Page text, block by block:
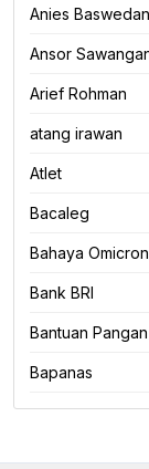
Anies Baswedan
Ansor
Arief Rohman
atang irawan
Atlet
Bacaleg
Bahaya Omicron
Bank BRI
Bantuan Pangan
Bapanas